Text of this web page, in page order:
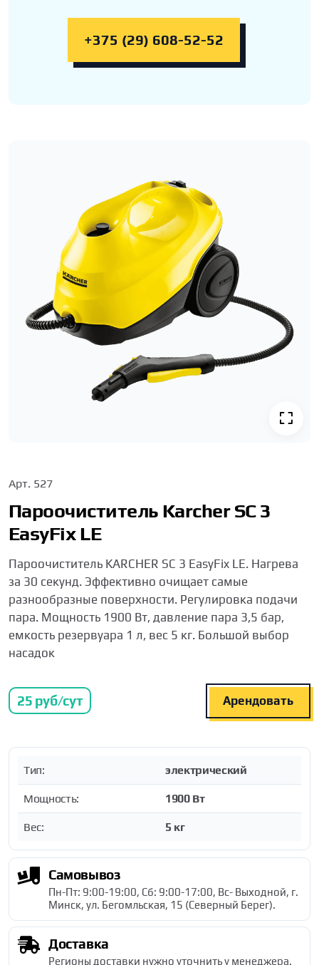
+375 (29) 608-52-52
Арт. 527
Пароочиститель Karcher SC 3
EasyFix LE
Пароочиститель KARCHER SC 3 EasyFix LE. Нагрева
за 30 секунд. Эффективно очищает самые
разнообразные поверхности. Регулировка подачи
пара. Мощность 1900 Вт, давление пара 3,5 бар,
емкость резервуара 1 л, вес 5 кг. Большой выбор
насадок
25 руб/сут Арендовать
Тип: электрический
Мощность: 1900 Вт
Вес: 5 кг
Самовывоз
Пн-Пт: 9:00-19:00, Сб: 9:00-17:00, Вс- Выходной, г.
Минск, ул. Бегомльская, 15 (Северный Берег).
Доставка
Регионы доставки нужно уточнить у менеджера.